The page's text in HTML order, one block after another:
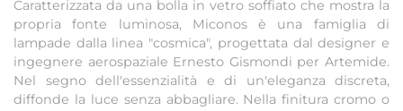
Caratterizzata da una bolla in vetro soffiato che mostra la
propria fonte luminosa, Miconos è una famiglia di
lampade dalla linea "cosmica", progettata dal designer e
ingegnere aerospaziale Ernesto Gismondi per Artemide.
Nel segno dell'essenzialità e di un'eleganza discreta,
diffonde la luce senza abbagliare. Nella finitura cromo o